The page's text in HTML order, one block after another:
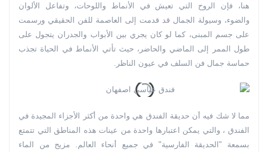
هنا، فإن الروح التي تعيش في الأنماط واللوحات، وتفاعل الألوان
والضوء، وسيولة الجمال قد قدمت إلى العاصمة للفن الحقيقي ورسمت
على جسم المبنى، كما لو كان يجري بين الأبواب والجدران يتجول على
طول الممر إلى الماضي والحاضر، حيث تأتي الأنماط في الحياة تجذب
حماسة جمال فن السلف في عيون الناظر.
مما لا شك فيه أن حديقة الفندق هي واحدة من أكثر الأجزاء المجيدة في
الفندق ، والتي يمكن اعتبارها واحدة من عينات هذه المناطق التي تتمتع
بسمعة "الحديقة الفارسية" في جميع أنحاء العالم. مزيج من الماء